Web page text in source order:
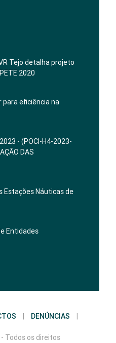
Tejo detalha projeto
2020
para eficiência na
- (POCI-H4-2023-
DAS
Estações Náuticas de
Entidades
DENÚNCIAS
Todos os direitos